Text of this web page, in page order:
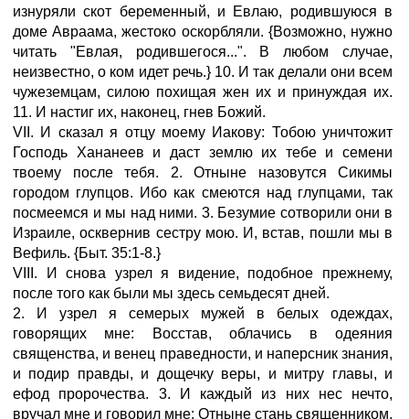
изнуряли скот беременный, и Евлаю, родившуюся в
доме Авраама, жестоко оскорбляли. {Возможно, нужно
читать "Евлая, родившегося...". В любом случае,
неизвестно, о ком идет речь.} 10. И так делали они всем
чужеземцам, силою похищая жен их и принуждая их.
11. И настиг их, наконец, гнев Божий.
VII. И сказал я отцу моему Иакову: Тобою уничтожит
Господь Хананеев и даст землю их тебе и семени
твоему после тебя. 2. Отныне назовутся Сикимы
городом глупцов. Ибо как смеются над глупцами, так
посмеемся и мы над ними. 3. Безумие сотворили они в
Израиле, осквернив сестру мою. И, встав, пошли мы в
Вефиль. {Быт. 35:1-8.}
VIII. И снова узрел я видение, подобное прежнему,
после того как были мы здесь семьдесят дней.
2. И узрел я семерых мужей в белых одеждах,
говорящих мне: Восстав, облачись в одеяния
священства, и венец праведности, и наперсник знания,
и подир правды, и дощечку веры, и митру главы, и
ефод пророчества. 3. И каждый из них нес нечто,
вручал мне и говорил мне: Отныне стань священником,